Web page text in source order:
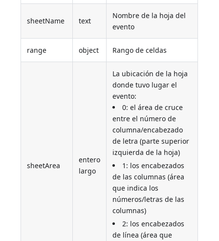
sheetName text
Nombre de la hoja del
evento
range object Rango de celdas
sheetArea
entero
largo
La ubicación de la hoja
donde tuvo lugar el
evento:
0: el área de cruce
entre el número de
columna/encabezado
de letra (parte superior
izquierda de la hoja)
1: los encabezados
de las columnas (área
que indica los
números/letras de las
columnas)
2: los encabezados
de línea (área que